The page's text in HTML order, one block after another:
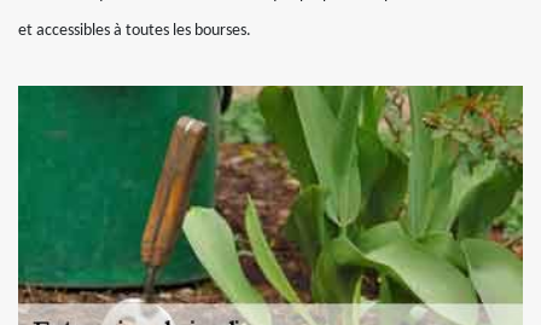
et accessibles à toutes les bourses.